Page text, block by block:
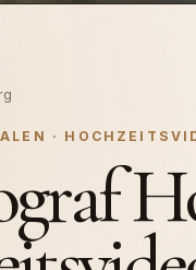
·